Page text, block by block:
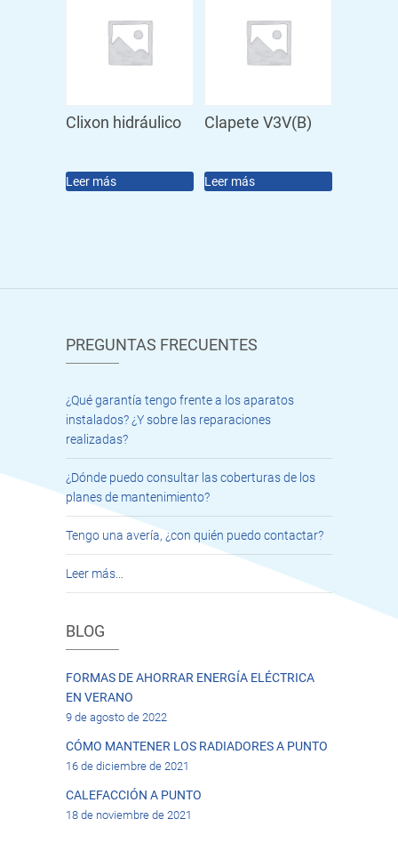
Clixon hidráulico
Leer más
Clapete V3V(B)
Leer más
PREGUNTAS FRECUENTES
¿Qué garantía tengo frente a los aparatos
instalados? ¿Y sobre las reparaciones
realizadas?
¿Dónde puedo consultar las coberturas de los
planes de mantenimiento?
Tengo una avería, ¿con quién puedo contactar?
Leer más…
BLOG
FORMAS DE AHORRAR ENERGÍA ELÉCTRICA
EN VERANO
9 de agosto de 2022
CÓMO MANTENER LOS RADIADORES A PUNTO
16 de diciembre de 2021
CALEFACCIÓN A PUNTO
18 de noviembre de 2021